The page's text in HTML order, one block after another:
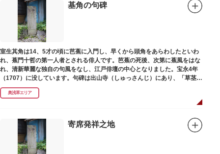
基角の句碑
室生其角は14、5才の頃に芭蕉に入門し、早くから頭角をあらわしたといわ
れ、蕉門十哲の第一人者とされる俳人です。芭蕉の死後、次第に蕉風をはな
れ、清新華麗な独自の句風をなし、江戸俳壇の中心となりました。宝永4年
（1707）に没しています。句碑は出山寺（しゅっさんじ）にあり、「草茎を
つつむ葉もなき 雲間哉」と刻まれています。
奥浅草エリア
寄席発祥之地